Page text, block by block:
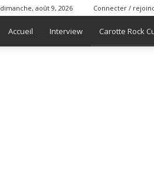
dimanche, août 9, 2026 Connecter /
Accueil Interview Carotte Rock